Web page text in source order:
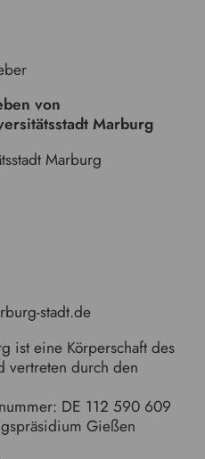
von
Marburg
Marburg
stadt.de
ist eine Körperschaft des
vertreten durch den
DE 112 590 609
Gießen